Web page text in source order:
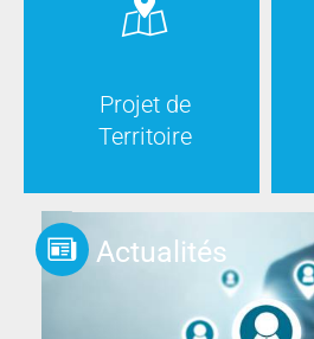
Projet de
Territoire
Actualités